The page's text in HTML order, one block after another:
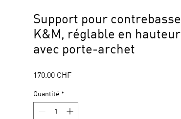
Support pour contrebasse
K&M, réglable en hauteur,
avec porte-archet
170.00 CHFPrix
Quantité *